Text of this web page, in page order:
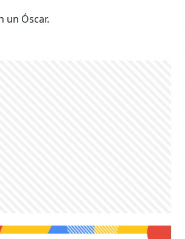
un Óscar.